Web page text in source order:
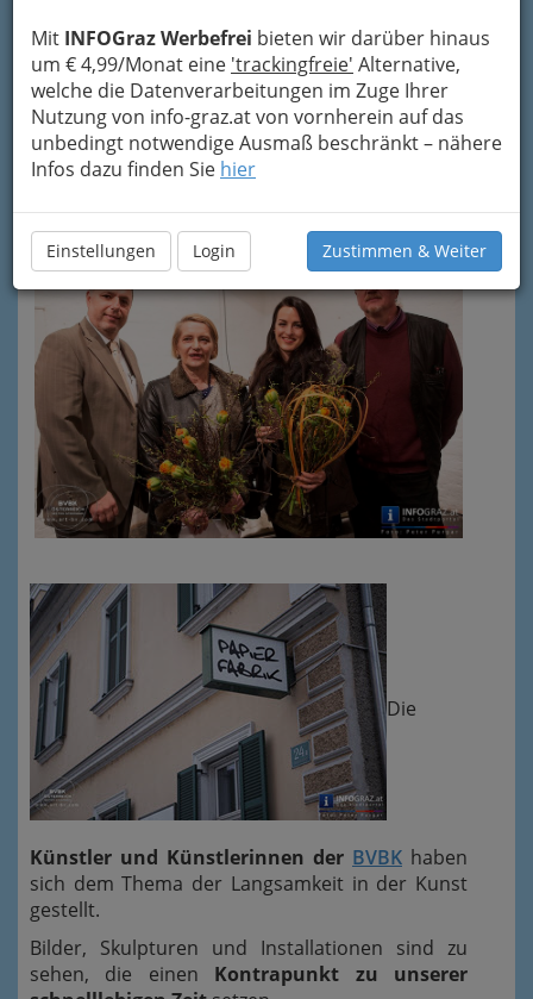
Mit INFOGraz Werbefrei bieten wir darüber hinaus
um € 4,99/Monat eine 'trackingfreie' Alternative,
welche die Datenverarbeitungen im Zuge Ihrer
Nutzung von info-graz.at von vornherein auf das
unbedingt notwendige Ausmaß beschränkt – nähere
Infos dazu finden Sie hier
Einstellungen Login Zustimmen & Weiter
Jahresausstellung der
Berufsvereinigung der Bildenden
KünstlerInnen Steiermarks
Vernissage: 13. März 2015
Kunstfreiraum Papierfabrik
"Die Langsamkeit der Kunst"
Die
Künstler und Künstlerinnen der BVBK haben
sich dem Thema der Langsamkeit in der Kunst
gestellt.
Bilder, Skulpturen und Installationen sind zu
sehen, die einen Kontrapunkt zu unserer